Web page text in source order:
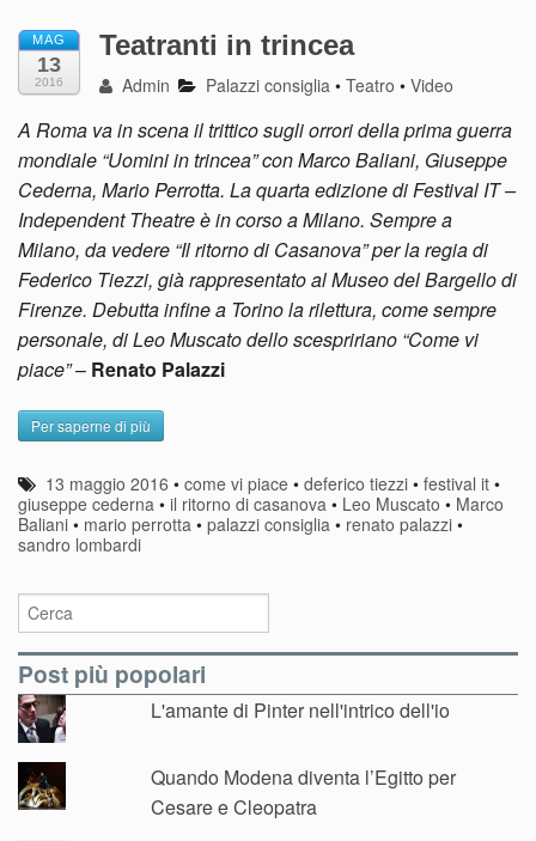
MAG
13
2016
Teatranti in trincea
Admin Palazzi consiglia •Teatro •Video
A Roma va in scena il trittico sugli orrori della prima guerra
mondiale “Uomini in trincea” con Marco Baliani, Giuseppe
Cederna, Mario Perrotta. La quarta edizione di Festival IT –
Independent Theatre è in corso a Milano. Sempre a
Milano, da vedere “Il ritorno di Casanova” per la regia di
Federico Tiezzi, già rappresentato al Museo del Bargello di
Firenze. Debutta infine a Torino la rilettura, come sempre
personale, di Leo Muscato dello scespririano “Come vi
piace”– Renato Palazzi
Per saperne di più
13 maggio 2016 •come vi piace •deferico tiezzi •festival it •
giuseppe cederna • il ritorno di casanova • Leo Muscato • Marco
Baliani • mario perrotta • palazzi consiglia • renato palazzi •
sandro lombardi
Post più popolari
L'amante di Pinter nell'intrico dell'io
Quando Modena diventa l’Egitto per
Cesare e Cleopatra